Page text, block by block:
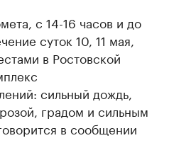
с 14-16 часов и до
суток 10, 11 мая,
в Ростовской
сильный дождь,
градом и сильным
в сообщении